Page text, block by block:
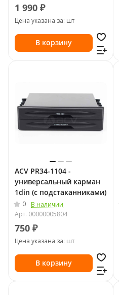
1 990 ₽
Цена указана за: шт
В корзину
ACV PR34-1104 -
универсальный карман
1din (с подстаканниками)
0
В наличии
Арт. 00000005804
750 ₽
Цена указана за: шт
В корзину